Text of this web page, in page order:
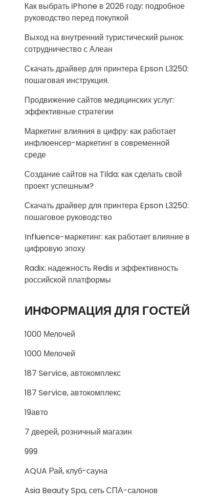
Как выбрать iPhone в 2026 году: подробное
руководство перед покупкой
Выход на внутренний туристический рынок:
сотрудничество с Алеан
Скачать драйвер для принтера Epson L3250:
пошаговая инструкция.
Продвижение сайтов медицинских услуг:
эффективные стратегии
Маркетинг влияния в цифру: как работает
инфлюенсер-маркетинг в современной
среде
Создание сайтов на Tilda: как сделать свой
проект успешным?
Скачать драйвер для принтера Epson L3250:
пошаговое руководство
Influence-маркетинг: как работает влияние в
цифровую эпоху
Radix: надежность Redis и эффективность
российской платформы
ИНФОРМАЦИЯ ДЛЯ ГОСТЕЙ
1000 Мелочей
1000 Мелочей
187 Service, автокомплекс
187 Service, автокомплекс
19авто
7 дверей, розничный магазин
999
AQUA Рай, клуб-сауна
Asia Beauty Spa, сеть СПА-салонов